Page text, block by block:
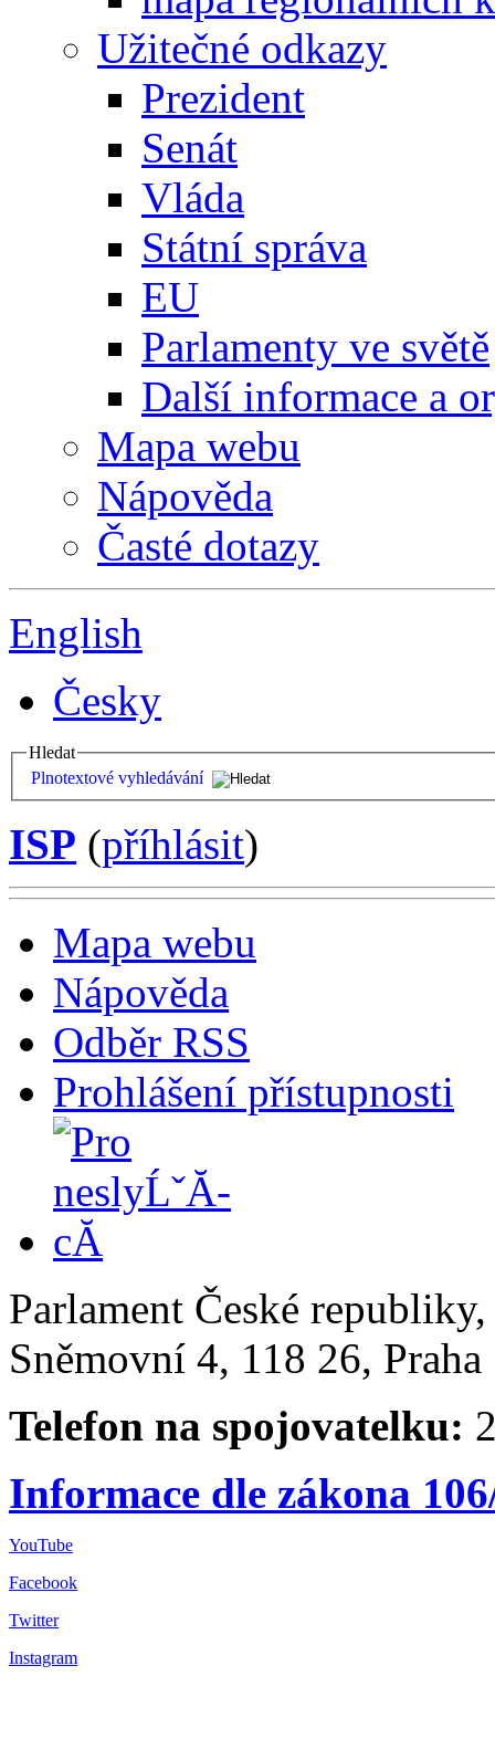
Užitečné odkazy
Prezident
Senát
Vláda
Státní správa
EU
Parlamenty ve světě
Další informace a
Mapa webu
Nápověda
Časté dotazy
English
Česky
Hledat
Plnotextové vyhledávání
ISP (příhlásit)
Mapa webu
Nápověda
Odběr RSS
Prohlášení přístupnosti
Parlament České
Sněmovní 4, 118 26,
Telefon na spojovatelku:
Informace dle zákona
YouTube
Facebook
Twitter
Instagram